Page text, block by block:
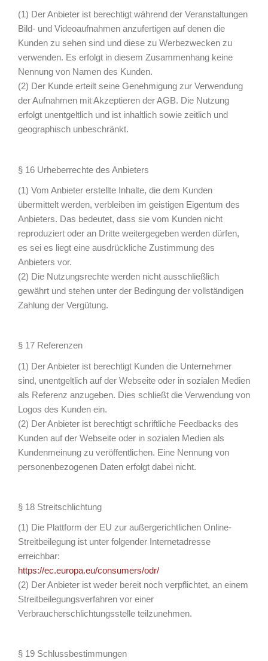
(1) Der Anbieter ist berechtigt während der Veranstaltungen
Bild- und Videoaufnahmen anzufertigen auf denen die
Kunden zu sehen sind und diese zu Werbezwecken zu
verwenden. Es erfolgt in diesem Zusammenhang keine
Nennung von Namen des Kunden.
(2) Der Kunde erteilt seine Genehmigung zur Verwendung
der Aufnahmen mit Akzeptieren der AGB. Die Nutzung
erfolgt unentgeltlich und ist inhaltlich sowie zeitlich und
geographisch unbeschränkt.
§ 16 Urheberrechte des Anbieters
(1) Vom Anbieter erstellte Inhalte, die dem Kunden
übermittelt werden, verbleiben im geistigen Eigentum des
Anbieters. Das bedeutet, dass sie vom Kunden nicht
reproduziert oder an Dritte weitergegeben werden dürfen,
es sei es liegt eine ausdrückliche Zustimmung des
Anbieters vor.
(2) Die Nutzungsrechte werden nicht ausschließlich
gewährt und stehen unter der Bedingung der vollständigen
Zahlung der Vergütung.
§ 17 Referenzen
(1) Der Anbieter ist berechtigt Kunden die Unternehmer
sind, unentgeltlich auf der Webseite oder in sozialen Medien
als Referenz anzugeben. Dies schließt die Verwendung von
Logos des Kunden ein.
(2) Der Anbieter ist berechtigt schriftliche Feedbacks des
Kunden auf der Webseite oder in sozialen Medien als
Kundenmeinung zu veröffentlichen. Eine Nennung von
personenbezogenen Daten erfolgt dabei nicht.
§ 18 Streitschlichtung
(1) Die Plattform der EU zur außergerichtlichen Online-
Streitbeilegung ist unter folgender Internetadresse
erreichbar:
https://ec.europa.eu/consumers/odr/
(2) Der Anbieter ist weder bereit noch verpflichtet, an einem
Streitbeilegungsverfahren vor einer
Verbraucherschlichtungsstelle teilzunehmen.
§ 19 Schlussbestimmungen